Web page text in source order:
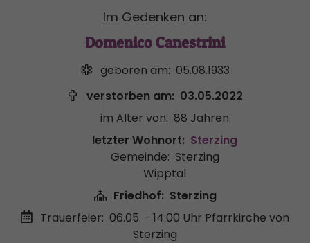
Im Gedenken an:
Domenico Canestrini
geboren am: 05.08.1933
verstorben am: 03.05.2022
im Alter von: 88 Jahren
letzter Wohnort: Sterzing
Gemeinde: Sterzing
Wipptal
Friedhof: Sterzing
Trauerfeier: 06.05. - 14:00 Uhr Pfarrkirche von
Sterzing